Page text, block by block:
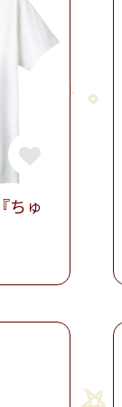
ちゅ